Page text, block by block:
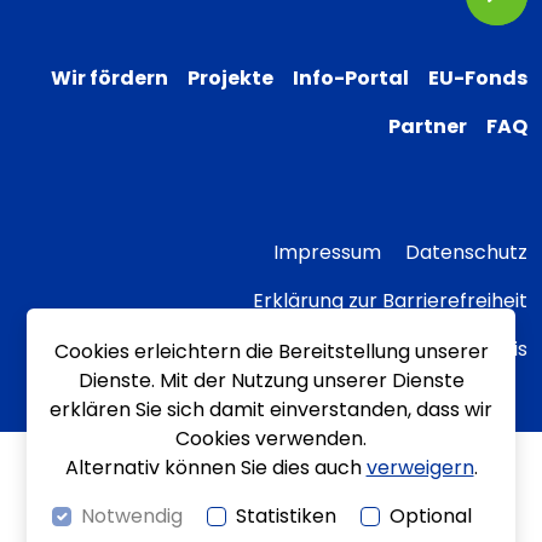
Wir fördern Projekte Info-Portal
EU-Fonds
Partner
FAQ
Impressum
Datenschutz
Erklärung zur Barrierefreiheit
Transparenzhinweis
Cookies erleichtern die Bereitstellung unserer
Dienste. Mit der Nutzung unserer Dienste
erklären Sie sich damit einverstanden, dass wir
Cookies verwenden.
Alternativ können Sie dies auchverweigern.
Notwendig
Statistiken Optional